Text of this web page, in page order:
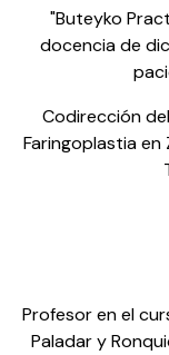
"Buteyko
docencia de
Codirección
Faringoplastia en
Profesor en el
Paladar y